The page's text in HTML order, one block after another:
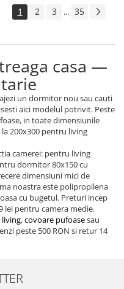
1 2 3 ... 35
casa —
un dormitor nou sau cauti
aici modelul potrivit. Peste
in toate dimensiunile
200x300 pentru living
camerei: pentru living
dormitor 80x150 cu
dimensiuni mici de
noastra este polipropilena
cu bugetul. Preturi incep
lei pentru camera medie.
living,covoare pufoasesau
peste 500 RON si retur 14